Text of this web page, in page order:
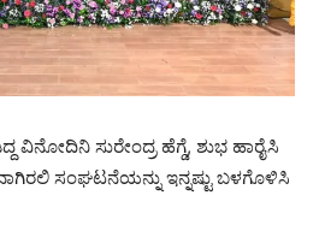
ವಿನೋದಿನಿ ಸುರೇಂದ್ರ ಹೆಗ್ಡೆ, ಶುಭ ಹಾರೈಸಿ
ಸಂಘಟನೆಯನ್ನು ಇನ್ನಷ್ಟು ಬಳಗೊಳಿಸಿ